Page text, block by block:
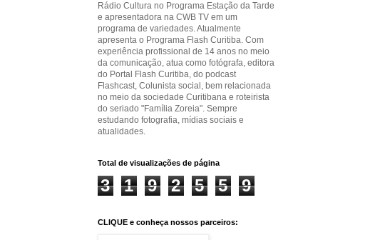
Rádio Cultura no Programa Estação da Tarde
e apresentadora na CWB TV em um
programa de variedades. Atualmente
apresenta o Programa Flash Curitiba. Com
experiência profissional de 14 anos no meio
da comunicação, atua como fotógrafa, editora
do Portal Flash Curitiba, do podcast
Flashcast, Colunista social, bem relacionada
no meio da sociedade Curitibana e roteirista
do seriado "Família Zoreia". Sempre
estudando fotografia, mídias sociais e
atualidades.
Total de visualizações de página
3 1 9 2 5 5 9
CLIQUE e conheça nossos parceiros: